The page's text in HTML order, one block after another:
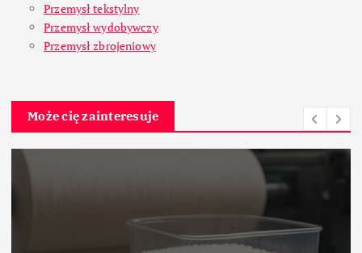
Przemysł tekstylny
Przemysł wydobywczy
Przemysł zbrojeniowy
Może cię zainteresuje